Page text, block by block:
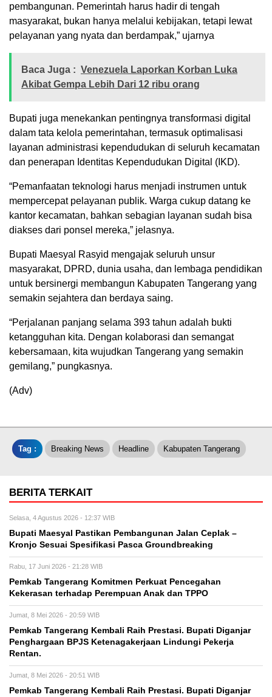
pembangunan. Pemerintah harus hadir di tengah
masyarakat, bukan hanya melalui kebijakan, tetapi lewat
pelayanan yang nyata dan berdampak,” ujarnya
Baca Juga : Venezuela Laporkan Korban Luka
Akibat Gempa Lebih Dari 12 ribu orang
Bupati juga menekankan pentingnya transformasi digital
dalam tata kelola pemerintahan, termasuk optimalisasi
layanan administrasi kependudukan di seluruh kecamatan
dan penerapan Identitas Kependudukan Digital (IKD).
“Pemanfaatan teknologi harus menjadi instrumen untuk
mempercepat pelayanan publik. Warga cukup datang ke
kantor kecamatan, bahkan sebagian layanan sudah bisa
diakses dari ponsel mereka,” jelasnya.
Bupati Maesyal Rasyid mengajak seluruh unsur
masyarakat, DPRD, dunia usaha, dan lembaga pendidikan
untuk bersinergi membangun Kabupaten Tangerang yang
semakin sejahtera dan berdaya saing.
“Perjalanan panjang selama 393 tahun adalah bukti
ketangguhan kita. Dengan kolaborasi dan semangat
kebersamaan, kita wujudkan Tangerang yang semakin
gemilang,” pungkasnya.
(Adv)
Tag : Breaking News Headline Kabupaten Tangerang
BERITA TERKAIT
Selasa, 4 Agustus 2026 - 12:37 WIB
Bupati Maesyal Pastikan Pembangunan Jalan Ceplak –
Kronjo Sesuai Spesifikasi Pasca Groundbreaking
Rabu, 17 Juni 2026 - 21:28 WIB
Pemkab Tangerang Komitmen Perkuat Pencegahan
Kekerasan terhadap Perempuan Anak dan TPPO
Jumat, 8 Mei 2026 - 20:59 WIB
Pemkab Tangerang Kembali Raih Prestasi. Bupati Diganjar
Penghargaan BPJS Ketenagakerjaan Lindungi Pekerja
Rentan.
Jumat, 8 Mei 2026 - 20:51 WIB
Pemkab Tangerang Kembali Raih Prestasi. Bupati Diganjar